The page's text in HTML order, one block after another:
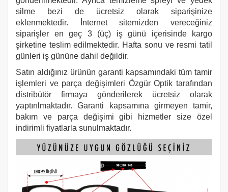
silme bezi de ücretsiz olarak siparişinize
eklenmektedir. İnternet sitemizden vereceğiniz
siparişler en geç 3 (üç) iş günü içerisinde kargo
şirketine teslim edilmektedir. Hafta sonu ve resmi tatil
günleri iş gününe dahil değildir.
Satın aldığınız ürünün garanti kapsamındaki tüm tamir
işlemleri ve parça değişimleri Özgür Optik tarafından
distribütör firmaya gönderilerek ücretsiz olarak
yaptırılmaktadır. Garanti kapsamına girmeyen tamir,
bakım ve parça değişimi gibi hizmetler size özel
indirimli fiyatlarla sunulmaktadır.